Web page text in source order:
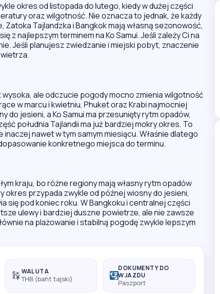
okres od listopada do lutego, kiedy w dużej części
oraz wilgotność. Nie oznacza to jednak, że każdy
Tajlandzka i Bangkok mają własną sezonowość,
z najlepszym terminem naKo Samui. Jeśli zależy Ci na
Jeśli planujesz zwiedzanie i miejski pobyt, znaczenie
ale odczucie pogody mocno zmienia wilgotność
w marcu i kwietniu, Phuketoraz Krabi najmocniej
jesieni, a Ko Samui ma przesunięty rytm opadów,
południa Tajlandii ma już bardziej mokry okres. To
inaczej nawet w tym samym miesiącu. Właśnie dlatego
konkretnego miejsca do terminu.
kraju, bo różne regiony mają własny rytm opadów
okres przypada zwykle od późnej wiosny do jesieni,
się pod koniec roku. W Bangkoku i centralnej części
ulewy i bardziej duszne powietrze, ale nie zawsze
na plażowanie i stabilną pogodę zwykle lepszym
WALUTA
THB (baht tajski)
DOKUMENTY DO
WJAZDU
Paszport